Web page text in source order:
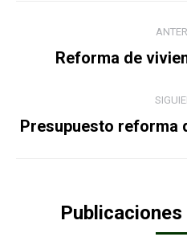
entre
publicaciones
Reforma de
Presupuesto reforma